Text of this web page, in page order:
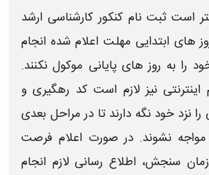
است ثبت نام کنکور کارشناسی ارشد
های ابتدایی مهلت اعلام‌ شده انجام
را به روز های پایانی موکول نکنند.
نیز لازم است کد رهگیری و
نزد خود نگه دارند تا در مراحل بعدی
نشوند. در صورت اعلام فرصت
سنجش، اطلاع‌ رسانی لازم انجام